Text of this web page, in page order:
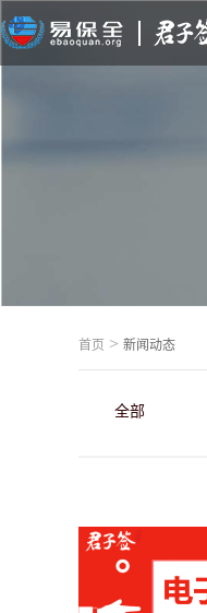
首页 > 新闻动态
全部